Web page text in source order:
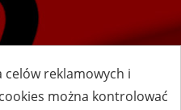
reklamowych i
można kontrolować